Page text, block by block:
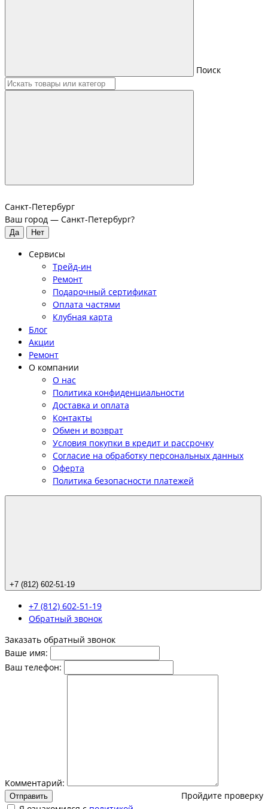
Поиск
Санкт-Петербург
Ваш город — Санкт-Петербург?
Сервисы
Трейд-ин
Ремонт
Подарочный сертификат
Оплата частями
Клубная карта
Блог
Акции
Ремонт
О компании
О нас
Политика конфиденциальности
Доставка и оплата
Контакты
Обмен и возврат
Условия покупки в кредит и рассрочку
Согласие на обработку персональных данных
Оферта
Политика безопасности платежей
+7 (812) 602-51-19
+7 (812) 602-51-19
Обратный звонок
Заказать обратный звонок
Ваше имя:
Ваш телефон:
Комментарий:
Пройдите проверку
Отправить